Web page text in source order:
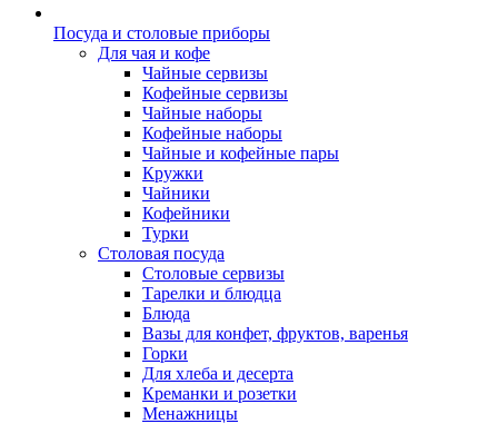
Посуда и столовые приборы
Для чая и кофе
Чайные сервизы
Кофейные сервизы
Чайные наборы
Кофейные наборы
Чайные и кофейные пары
Кружки
Чайники
Кофейники
Турки
Столовая посуда
Столовые сервизы
Тарелки и блюдца
Блюда
Вазы для конфет, фруктов, варенья
Горки
Для хлеба и десерта
Креманки и розетки
Менажницы